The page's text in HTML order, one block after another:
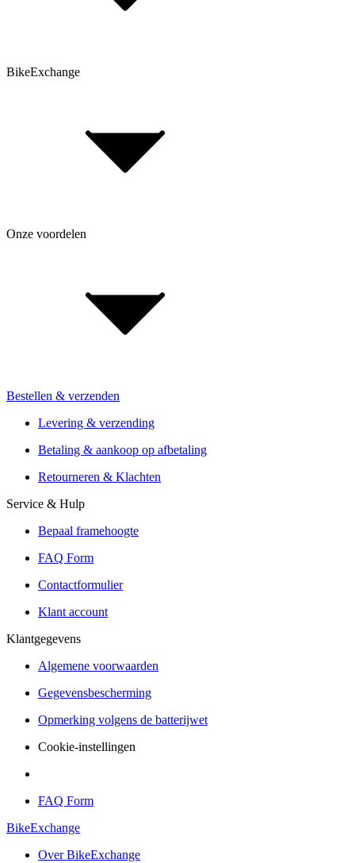
Algemene voorwaarden
Cookie-instellingen
BikeExchange
Over BikeExchange
Voor retailers & merken: B2B Informatie
Onze voordelen
Installatie van de vakhandel
Aanbiedingen van meer dan 300 winkels
Verzending of Click & Collect
Reservering & proefrit ter plaatse
Bestellen & verzenden
Levering & verzending
Betaling & aankoop op afbetaling
Retourneren & Klachten
Service & Hulp
Bepaal framehoogte
FAQ Form
Contactformulier
Klant account
Klantgegevens
Algemene voorwaarden
Gegevensbescherming
Opmerking volgens de batterijwet
Cookie-instellingen
FAQ Form
BikeExchange
Over BikeExchange